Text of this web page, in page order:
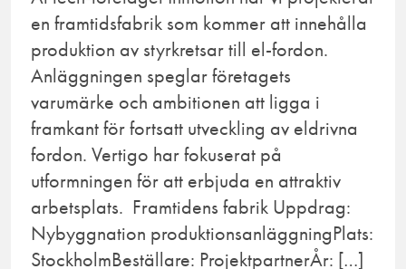
en framtidsfabrik som kommer att innehålla
produktion av styrkretsar till el-fordon.
Anläggningen speglar företagets
varumärke och ambitionen att ligga i
framkant för fortsatt utveckling av eldrivna
fordon. Vertigo har fokuserat på
utformningen för att erbjuda en attraktiv
arbetsplats. Framtidens fabrik Uppdrag:
Nybyggnation produktionsanläggningPlats:
StockholmBeställare: ProjektpartnerÅr: […]